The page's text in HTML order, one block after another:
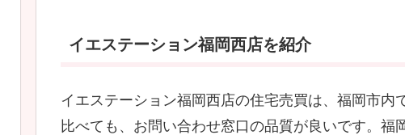
イエステーション福岡西店を紹介
イエステーション福岡西店の住宅売買は、福岡市
比べても、お問い合わせ窓口の品質が良いです。